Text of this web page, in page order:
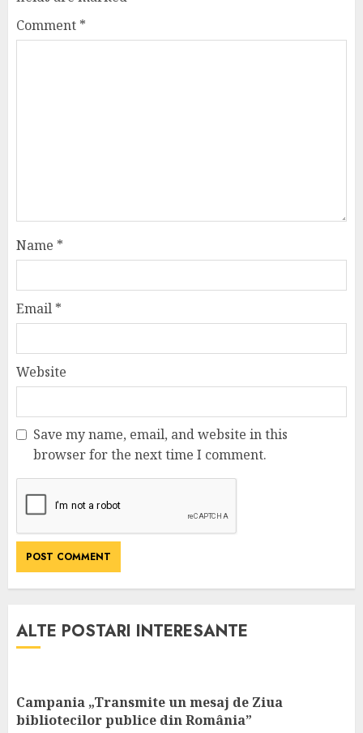
Comment *
Name *
Email *
Website
Save my name, email, and website in this
browser for the next time I comment.
ALTE POSTARI INTERESANTE
Campania „Transmite un mesaj de Ziua
bibliotecilor publice din România”